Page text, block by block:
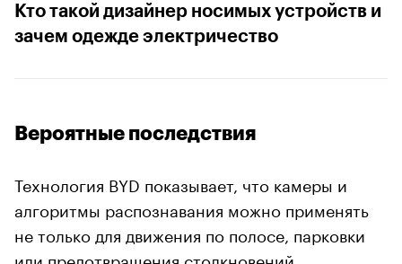
Кто такой дизайнер носимых устройств и
зачем одежде электричество
Вероятные последствия
Технология BYD показывает, что камеры и
алгоритмы распознавания можно применять
не только для движения по полосе, парковки
или предотвращения столкновений.